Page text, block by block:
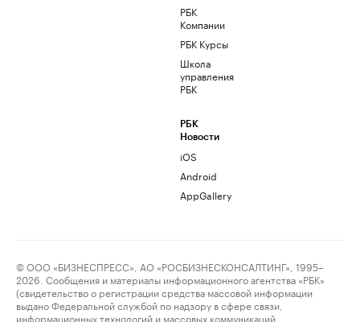
РБК
Компании
РБК Курсы
Школа
управления
РБК
РБК
Новости
iOS
Android
AppGallery
© ООО «БИЗНЕСПРЕСС», АО «РОСБИЗНЕСКОНСАЛТИНГ», 1995–
2026. Сообщения и материалы информационного агентства «РБК»
(свидетельство о регистрации средства массовой информации
выдано Федеральной службой по надзору в сфере связи,
информационных технологий и массовых коммуникаций